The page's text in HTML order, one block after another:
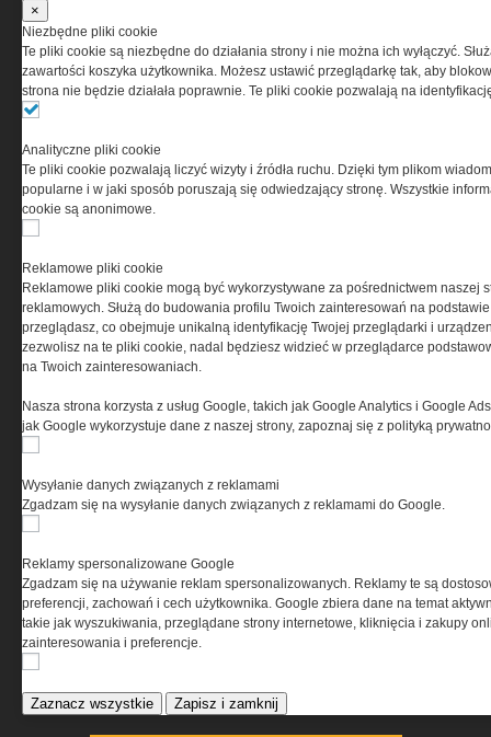
RYNEKINSTALACYJNY.PL
Zapotrzebowanie na moc
cieplną i energię użytkową do
podgrzania ciepłej wody
użytkowej
ELEKTRO.INFO
wersji 6 mm²
Dlaczego warto wybrać
domu?
×
Niezbędne pliki cookie
Te pliki cookie są niezbędne do działania strony i nie można ich wyłączyć.
zawartości koszyka użytkownika. Możesz ustawić przeglądarkę tak, aby
strona nie będzie działała poprawnie. Te pliki cookie pozwalają na
Analityczne pliki cookie
Te pliki cookie pozwalają liczyć wizyty i źródła ruchu. Dzięki tym plikom
popularne i w jaki sposób poruszają się odwiedzający stronę. Wszystkie
cookie są anonimowe.
Reklamowe pliki cookie
Reklamowe pliki cookie mogą być wykorzystywane za pośrednictwem naszej
reklamowych. Służą do budowania profilu Twoich zainteresowań na
przeglądasz, co obejmuje unikalną identyfikację Twojej przeglądarki i
zezwolisz na te pliki cookie, nadal będziesz widzieć w przeglądarce
na Twoich zainteresowaniach.
Nasza strona korzysta z usług Google, takich jak Google Analytics i Google
jak Google wykorzystuje dane z naszej strony, zapoznaj się z polityką
Wysyłanie danych związanych z reklamami
Zgadzam się na wysyłanie danych związanych z reklamami do Google.
Reklamy spersonalizowane Google
Zgadzam się na używanie reklam spersonalizowanych. Reklamy te są
preferencji, zachowań i cech użytkownika. Google zbiera dane na temat
takie jak wyszukiwania, przeglądane strony internetowe, kliknięcia i zakupy
zainteresowania i preferencje.
Zaznacz wszystkie Zapisz i zamknij